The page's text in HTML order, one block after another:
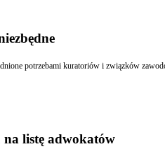
potrzebami kuratoriów i związków
listę adwokatów